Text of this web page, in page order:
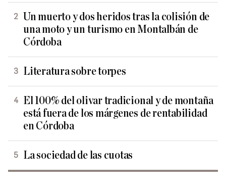
Un muerto y dos heridos tras la colisión de
una moto y un turismo en Montalbán de
Córdoba
Literatura sobre torpes
El 100% del olivar tradicional y de montaña
está fuera de los márgenes de rentabilidad
en Córdoba
La sociedad de las cuotas